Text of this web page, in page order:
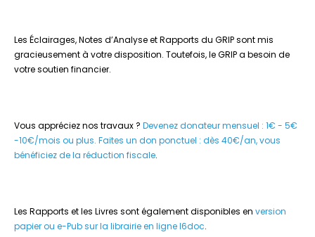
Les Éclairages, Notes d’Analyse et Rapports du GRIP sont mis
gracieusement à votre disposition. Toutefois, le GRIP a besoin de
votre soutien financier.
Vous appréciez nos travaux ? Devenez donateur mensuel : 1€ - 5€
-10€/mois ou plus. Faites un don ponctuel : dès 40€/an, vous
bénéficiez de la réduction fiscale.
Les Rapports et les Livres sont également disponibles en version
papier ou e-Pub sur la librairie en ligne I6doc.